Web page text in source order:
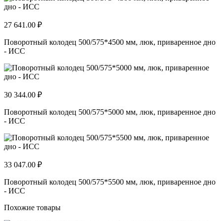
27 641.00 ₽
Поворотный колодец 500/575*4500 мм, люк, приваренное дно
- ИСС
30 344.00 ₽
Поворотный колодец 500/575*5000 мм, люк, приваренное дно
- ИСС
33 047.00 ₽
Поворотный колодец 500/575*5500 мм, люк, приваренное дно
- ИСС
Похожие товары